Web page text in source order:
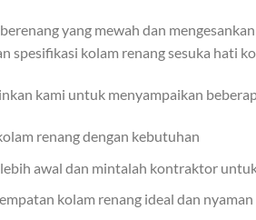
yang mewah dan
spesifikasi kolam renang sesuka hati
kami untuk menyampaikan
renang dengan kebutuhan
awal dan mintalah kontraktor
kolam renang ideal dan nyaman